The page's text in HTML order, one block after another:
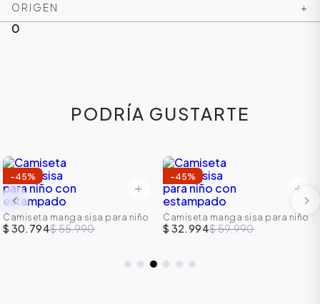
ORIGEN
+
0
PODRÍA GUSTARTE
-45%
Camiseta manga sisa para niño
con estampado
$ 30.794$ 55.990
-45%
Camiseta manga sisa para niño
con estampado
$ 32.994$ 59.990